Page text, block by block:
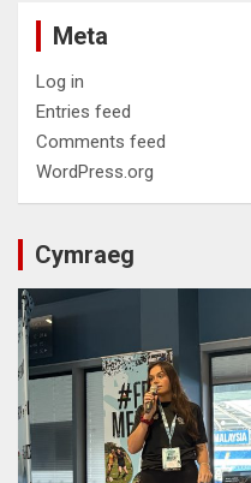
Meta
Log in
Entries feed
Comments feed
WordPress.org
Cymraeg